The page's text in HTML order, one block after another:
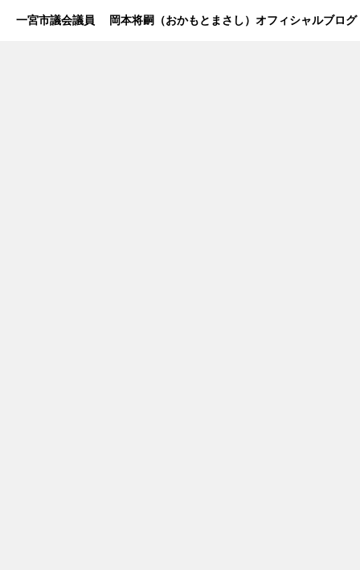
一宮市議会議員 岡本将嗣（おかもとまさし）オフィシャルブログ